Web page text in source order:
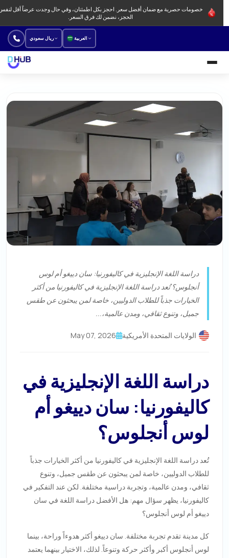
خصومات حصرية مع ضمان أفضل سعر. احجز بكل اطمئنان، وفي حال وجدت عرضاً أقل لنفس
الحجز، نضمن لك فرق السعر.
ريال سعودي العربية
فروعنا
دراسة اللغة الإنجليزية في كاليفورنيا: سان دييغو أم لوس
أنجلوس؟ تُعد دراسة اللغة الإنجليزية في كاليفورنيا من أكثر
الخيارات جذباً للطلاب الدوليين، خاصة لمن يبحثون عن طقس
جميل، وتنوع ثقافي، ومدن عالمية،...
الولايات المتحدة الأمريكية May 07, 2026
دراسة اللغة الإنجليزية في
كاليفورنيا: سان دييغو أم
لوس أنجلوس؟
تُعد دراسة اللغة الإنجليزية في كاليفورنيا من أكثر الخيارات جذباً
للطلاب الدوليين، خاصة لمن يبحثون عن طقس جميل، وتنوع
ثقافي، ومدن عالمية، وتجربة دراسية مختلفة. لكن عند التفكير في
كاليفورنيا، يظهر سؤال مهم: هل الأفضل دراسة اللغة في سان
دييغو أم لوس أنجلوس؟
كل مدينة تقدم تجربة مختلفة. سان دييغو أكثر هدوءاً وراحة، بينما
لوس أنجلوس أكبر وأكثر حركة وتنوعاً. لذلك، الاختيار بينهما يعتمد